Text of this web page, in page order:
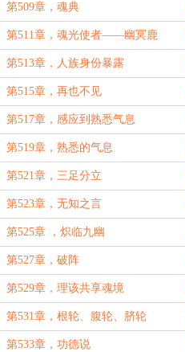
第509章，魂典
第511章，魂光使者——幽冥鹿
第513章，人族身份暴露
第515章，再也不见
第517章，感应到熟悉气息
第519章，熟悉的气息
第521章，三足分立
第523章，无知之言
第525章 ，炽临九幽
第527章，破阵
第529章，理该共享魂境
第531章，根轮、腹轮、脐轮
第533章，功德说